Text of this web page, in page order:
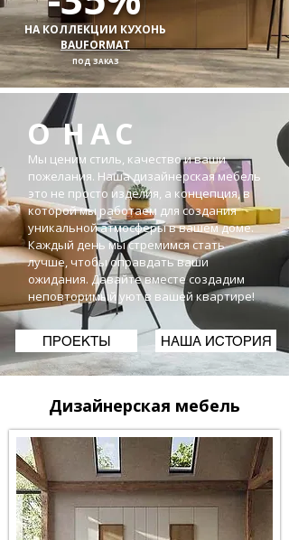
НА КОЛЛЕКЦИИ КУХОНЬ
BAUFORMAT
ПОД ЗАКАЗ
ОНАС
Мы ценим стиль, качество и ваши
пожелания. Наша дизайнерская мебель
это не просто изделия, а концепция, в
которой мы работаем для создания
уникальной атмосферы в вашем доме.
Каждый день мы стремимся стать
лучше, чтобы оправдать ваши
ожидания. Давайте вместе создадим
неповторимый уют в вашей квартире!
ПРОЕКТЫ НАША ИСТОРИЯ
Дизайнерская мебель